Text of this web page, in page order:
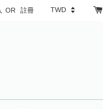
OR 註冊